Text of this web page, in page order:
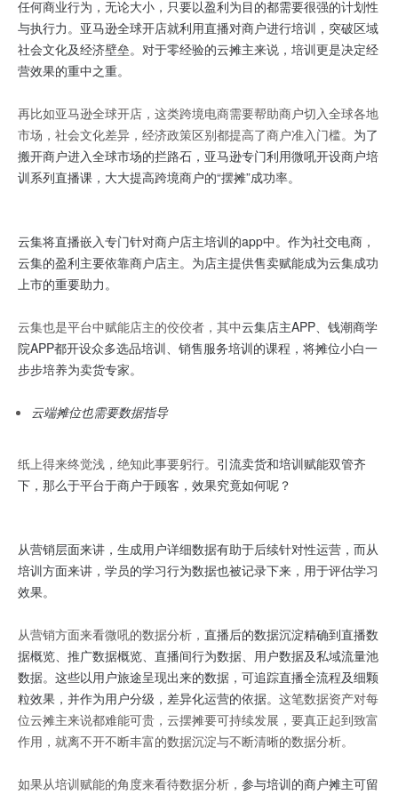
任何商业行为，无论大小，只要以盈利为目的都需要很强的计划性
与执行力。亚马逊全球开店就利用直播对商户进行培训，突破区域
社会文化及经济壁垒。对于零经验的云摊主来说，培训更是决定经
营效果的重中之重。
再比如亚马逊全球开店，这类跨境电商需要帮助商户切入全球各地
市场，社会文化差异，经济政策区别都提高了商户准入门槛。 为了
搬开商户进入全球市场的拦路石，亚马逊专门利用微吼开设商户培
训系列直播课，大大提高跨境商户的“摆摊”成功率。
云集将直播嵌入专门针对商户店主培训的app中。作为社交电商，
云集的盈利主要依靠商户店主。为店主提供售卖赋能成为云集成功
上市的重要助力。
云集也是平台中赋能店主的佼佼者，其中云集店主APP、钱潮商学
院APP都开设众多选品培训、销售服务培训的课程，将摊位小白一
步步培养为卖货专家。
云端摊位也需要数据指导
纸上得来终觉浅，绝知此事要躬行。 引流卖货和培训赋能双管齐
下，那么于平台于商户于顾客，效果究竟如何呢？
从营销层面来讲，生成用户详细数据有助于后续针对性运营，而从
培训方面来讲，学员的学习行为数据也被记录下来，用于评估学习
效果。
从营销方面来看微吼的数据分析， 直播后的数据沉淀精确到直播数
据概览、推广数据概览、直播间行为数据、用户数据及私域流量池
数据。这些以用户旅途呈现出来的数据，可追踪直播全流程及细颗
粒效果，并作为用户分级，差异化运营的依据。 这笔数据资产对每
位云摊主来说都难能可贵，云摆摊要可持续发展，要真正起到致富
作用，就离不开不断丰富的数据沉淀与不断清晰的数据分析。
如果从培训赋能的角度来看待数据分析， 参与培训的商户摊主可留